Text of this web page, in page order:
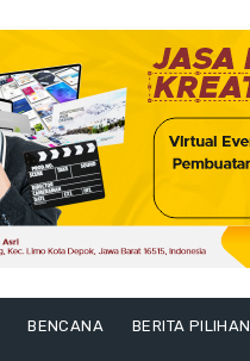
BENCANA BERITA PILIHAN